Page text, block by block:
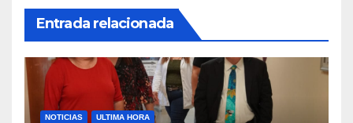
Entrada relacionada
NOTICIAS ULTIMA HORA